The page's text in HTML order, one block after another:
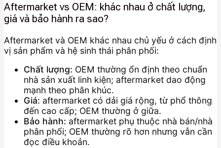
Aftermarket vs OEM: khác nhau ở chất lượng,
giá và bảo hành ra sao?
Aftermarket và OEM khác nhau chủ yếu ở cách định
vị sản phẩm và hệ sinh thái phân phối:
Chất lượng: OEM thường ổn định theo chuẩn
nhà sản xuất linh kiện; aftermarket dao động
mạnh theo phân khúc.
Giá: aftermarket có dải giá rộng, từ phổ thông
đến cao cấp; OEM thường ở giữa.
Bảo hành: aftermarket phụ thuộc nhà bán/nhà
phân phối; OEM thường rõ hơn nhưng vẫn cần
đọc điều khoản.